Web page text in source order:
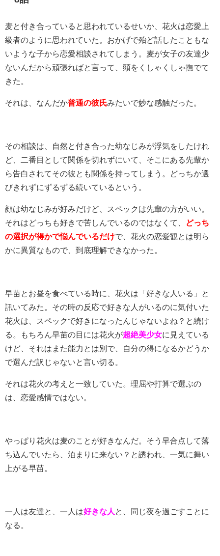
麦と付き合っていると思われているせいか、花火は恋愛上
級者のように思われていた。おかげで殆ど話したこともな
いような子から恋愛相談されてしまう。麦が女子の友達少
ないんだから頑張ればと言って、頭をくしゃくしゃ撫でて
きた。
それは、なんだか普通の彼氏みたいで妙な感触だった。
その相談は、自然と付き合った幼なじみが浮気をしたけれ
ど、二番目として関係を切れずにいて、そこにある先輩か
ら告白されてその彼とも関係を持ってしまう。どっちか選
びきれずにずるずる続いているという。
顔は幼なじみが好みだけど、スペックは先輩の方がいい。
それはどっちも好きで苦しんでいるのではなくて、
どっち
の選択が得かで悩んでいるだけで、花火の恋愛観とは明ら
かに異質なもので、到底理解できなかった。
早苗とお昼を食べている時に、花火は「好きな人いる」と
訊いてみた。その時の反応で好きな人がいるのに気付いた
花火は、スペックで好きになったんじゃないよね？と続け
る。もちろん早苗の目には花火が超絶美少女に見えている
けど、それはまた能力とは別で、自分の得になるかどうか
で選んだ訳じゃないと言い切る。
それは花火の考えと一致していた。理屈や打算で選ぶの
は、恋愛感情ではない。
やっぱり花火は麦のことが好きなんだ。そう早合点して落
ち込んでいたら、泊まりに来ない？と誘われ、一気に舞い
上がる早苗。
一人は友達と、一人は好きな人 と、同じ夜を過ごすことに
なる。